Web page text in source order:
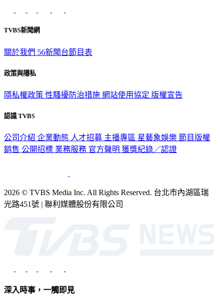
TVBS新聞網
關於我們 56新聞台節目表
政策與隱私
隱私權政策 性騷擾防治措施 網站使用協定 版權宣告
認識 TVBS
公司介紹 企業動態 人才招募 主播專區 星藝象娛樂 節目版權
銷售 公開招標 業務服務 官方聲明 獲獎紀錄／認證
2026 © TVBS Media Inc. All Rights Reserved. 台北市內湖區瑞
光路451號 | 聯利媒體股份有限公司
深入時事，一觸即見